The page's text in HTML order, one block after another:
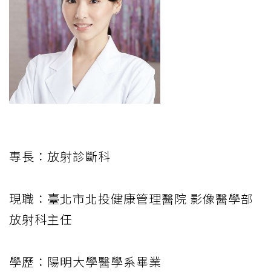
專長：放射診斷科
現職：臺北市北投健康管理醫院 影像醫學部
放射科主任
學歷：陽明大學醫學系畢業